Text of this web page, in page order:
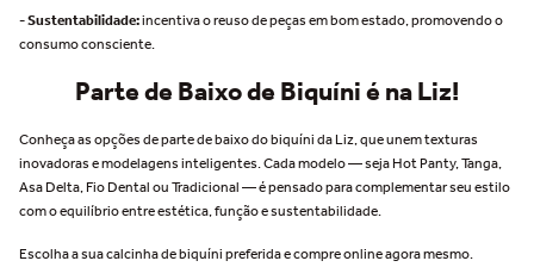
- Sustentabilidade:incentiva o reuso de peças em bom estado, promovendo o
consumo consciente.
Parte de Baixo de Biquíni é na Liz!
Conheça as opções de parte de baixo do biquíni da Liz, que unem texturas
inovadoras e modelagens inteligentes. Cada modelo — seja Hot Panty, Tanga,
Asa Delta, Fio Dental ou Tradicional — é pensado para complementar seu estilo
com o equilíbrio entre estética, função e sustentabilidade.
Escolha a sua calcinha de biquíni preferida e compre online agora mesmo.